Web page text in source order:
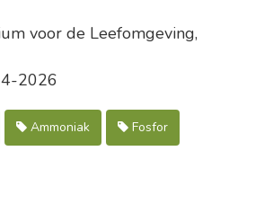
voor de Leefomgeving,
2026
Ammoniak Fosfor